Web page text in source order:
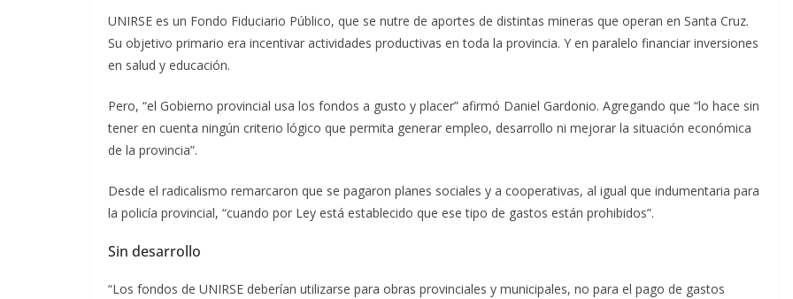
UNIRSE es un Fondo Fiduciario Público, que se nutre de aportes de distintas mineras que operan en Santa Cruz.
Su objetivo primario era incentivar actividades productivas en toda la provincia. Y en paralelo financiar inversiones
en salud y educación.
Pero, “el Gobierno provincial usa los fondos a gusto y placer” afirmó Daniel Gardonio. Agregando que “lo hace sin
tener en cuenta ningún criterio lógico que permita generar empleo, desarrollo ni mejorar la situación económica
de la provincia”.
Desde el radicalismo remarcaron que se pagaron planes sociales y a cooperativas, al igual que indumentaria para
la policía provincial, “cuando por Ley está establecido que ese tipo de gastos están prohibidos”.
Sin desarrollo
“Los fondos de UNIRSE deberían utilizarse para obras provinciales y municipales, no para el pago de gastos